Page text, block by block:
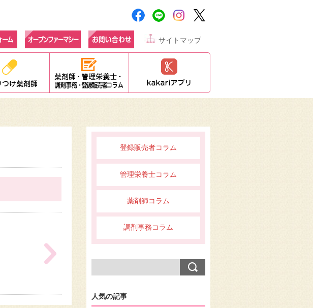
サイトマップ
登録販売者コラム
管理栄養士コラム
薬剤師コラム
調剤事務コラム
人気の記事